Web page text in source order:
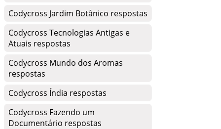
Codycross Jardim Botânico respostas
Codycross Tecnologias Antigas e
Atuais respostas
Codycross Mundo dos Aromas
respostas
Codycross Índia respostas
Codycross Fazendo um
Documentário respostas